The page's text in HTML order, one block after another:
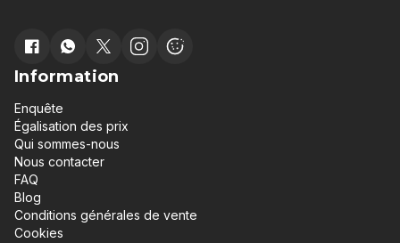
Information
Enquête
Égalisation des prix
Qui sommes-nous
Nous contacter
FAQ
Blog
Conditions générales de vente
Cookies